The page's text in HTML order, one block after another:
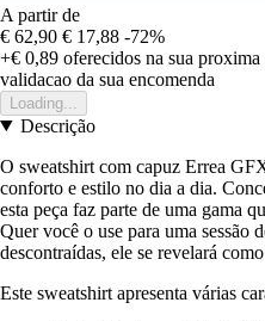
A partir de
€ 62,90 € 17,88 -72%
+€ 0,89 oferecidos na sua proxima
validacao da sua encomenda
Loading...
Descrição
O sweatshirt com capuz Errea
conforto e estilo no dia a dia.
esta peça faz parte de uma gama
Quer você o use para uma sessão
descontraídas, ele se revelará
Este sweatshirt apresenta várias